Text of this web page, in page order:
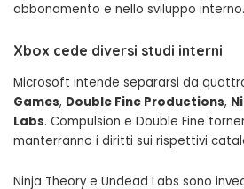
abbonamento e nello sviluppo interno.
Xbox cede diversi studi interni
Microsoft intende separarsi da
Games, Double Fine Productions,
Labs. Compulsion e Double Fine
manterranno i diritti sui rispettivi
Ninja Theory e Undead Labs sono